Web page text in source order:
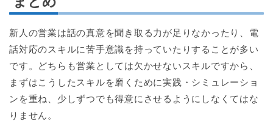
新人の営業は話の真意を聞き取る力が足りなかったり、電
話対応のスキルに苦手意識を持っていたりすることが多い
です。どちらも営業としては欠かせないスキルですから、
まずはこうしたスキルを磨くために実践・シミュレーショ
ンを重ね、少しずつでも得意にさせるようにしなくてはな
りません。